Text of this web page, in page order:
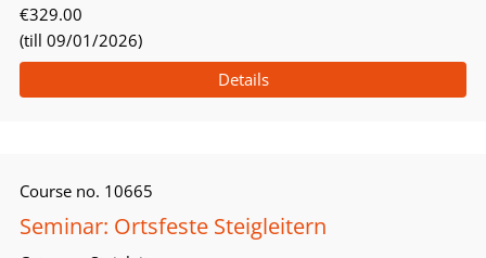
€329.00
(till 09/01/2026)
Details
Course no. 10665
Seminar: Ortsfeste Steigleitern